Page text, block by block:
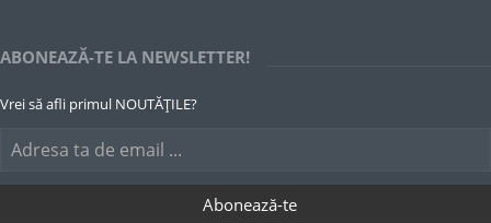
ABONEAZĂ-TE LA NEWSLETTER!
Vrei să afli primul NOUTĂȚILE?